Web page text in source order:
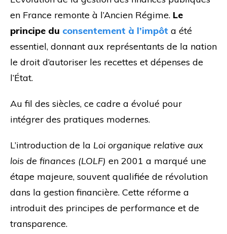
en France remonte à l’Ancien Régime. Le
principe du consentement à l’impôt a été
essentiel, donnant aux représentants de la nation
le droit d’autoriser les recettes et dépenses de
l’État.
Au fil des siècles, ce cadre a évolué pour
intégrer des pratiques modernes.
L’introduction de la Loi organique relative aux
lois de finances (LOLF) en 2001 a marqué une
étape majeure, souvent qualifiée de révolution
dans la gestion financière. Cette réforme a
introduit des principes de performance et de
transparence.